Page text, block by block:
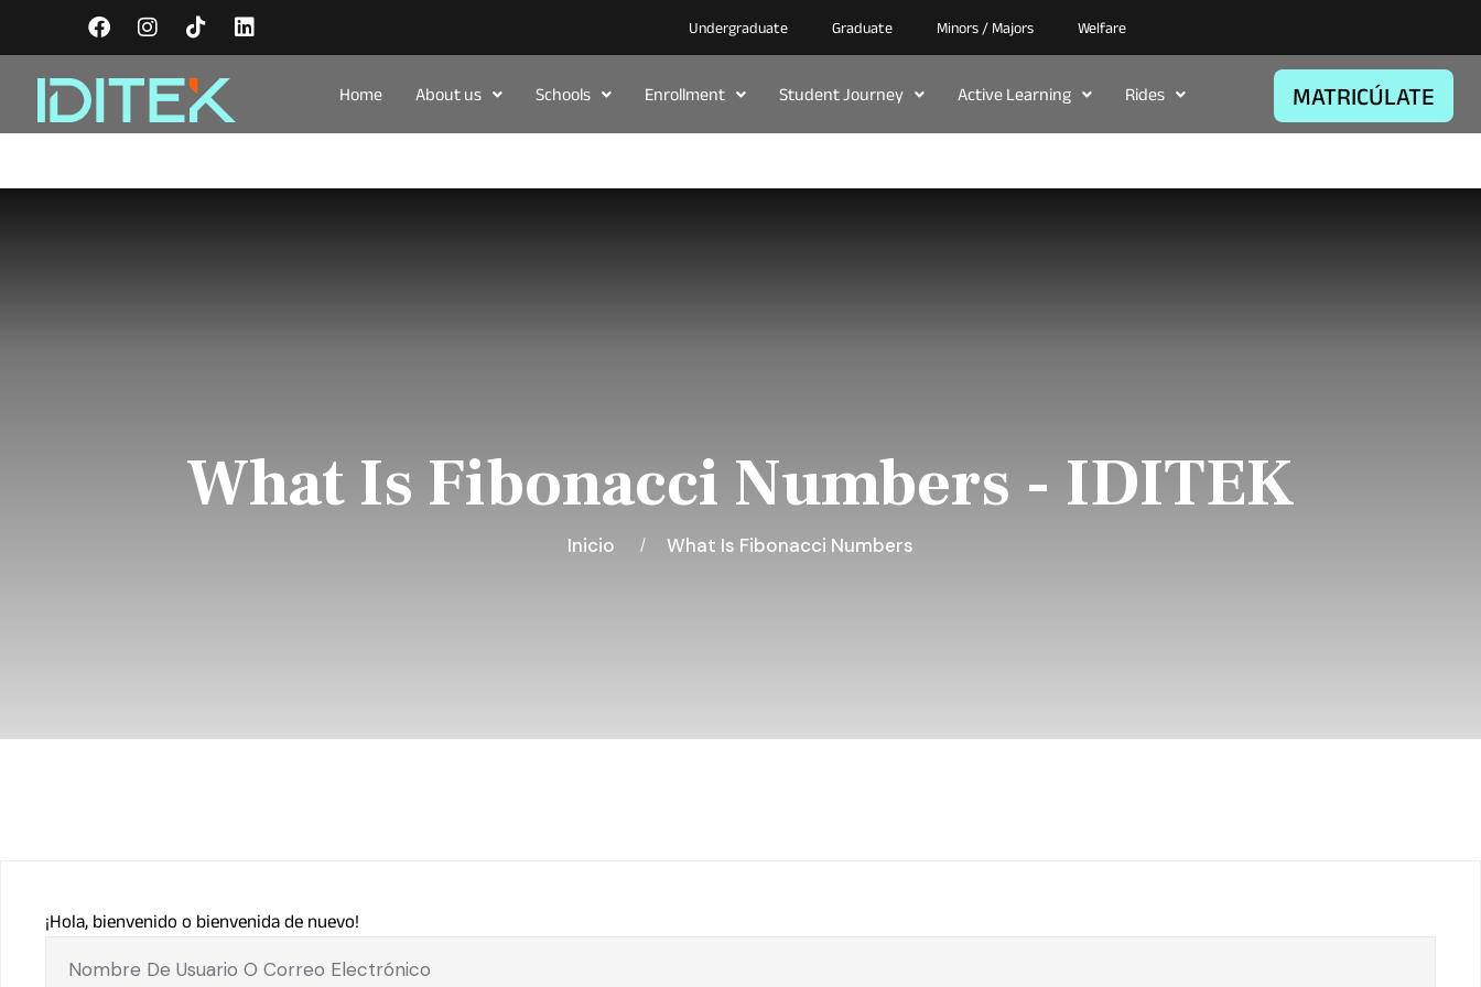
Undergraduate Graduate Minors / Majors Welfare
Home About us Schools Enrollment Student Journey Active Learning Rides MATRICÚLATE
What Is Fibonacci Numbers - IDITEK
Inicio What Is Fibonacci Numbers
¡Hola, bienvenido o bienvenida de nuevo!